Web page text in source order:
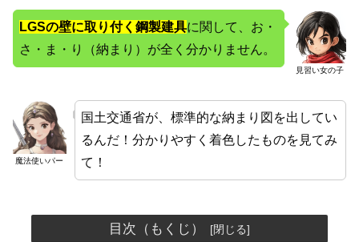
見習い女の子
LGSの壁に取り付く鋼製建具に関して、お・
さ・ま・り（納まり）が全く分かりません。
魔法使いパー
国土交通省が、標準的な納まり図を出してい
るんだ！分かりやすく着色したものを見てみ
て！
目次（もくじ）